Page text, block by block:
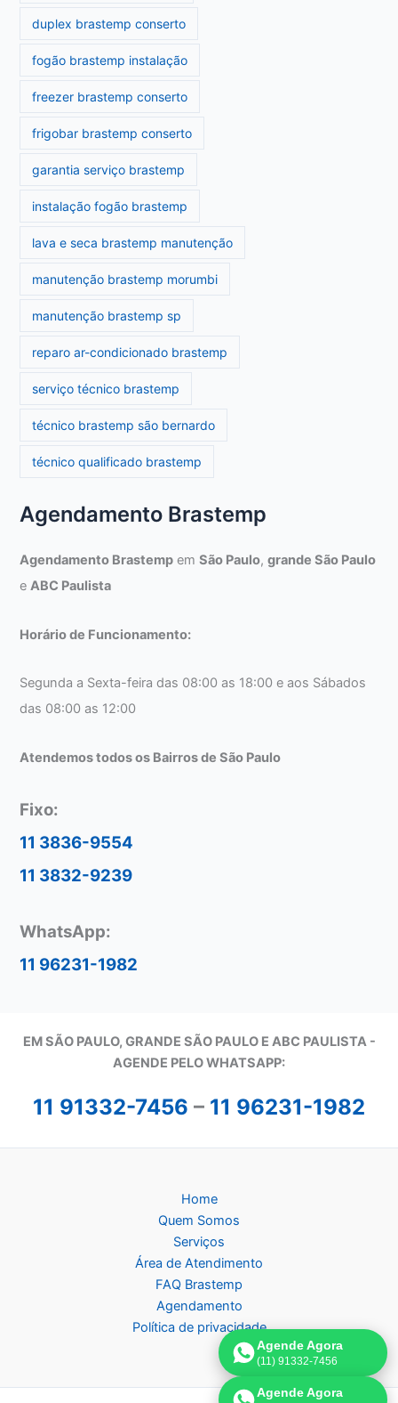
duplex brastemp conserto
fogão brastemp instalação
freezer brastemp conserto
frigobar brastemp conserto
garantia serviço brastemp
instalação fogão brastemp
lava e seca brastemp manutenção
manutenção brastemp morumbi
manutenção brastemp sp
reparo ar-condicionado brastemp
serviço técnico brastemp
técnico brastemp são bernardo
técnico qualificado brastemp
Agendamento Brastemp
Agendamento Brastemp emSão Paulo,grande São Paulo
eABC Paulista
Horário de Funcionamento:
Segunda a Sexta-feira das 08:00 as 18:00 e aos Sábados
das 08:00 as 12:00
Atendemos todos os Bairros de São Paulo
Fixo:
11 3836-9554
11 3832-9239
WhatsApp:
11 96231-1982
EM SÃO PAULO, GRANDE SÃO PAULO E ABC PAULISTA -
AGENDE PELO WHATSAPP:
11 91332-7456 – 11 96231-1982
Home
Quem Somos
Serviços
Área de Atendimento
FAQ Brastemp
Agendamento
Política de privacidade
Agende Agora
(11) 91332-7456
Agende Agora